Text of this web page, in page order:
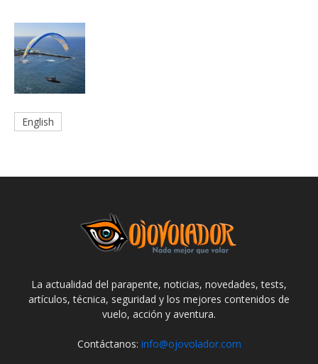
English
La actualidad del parapente, noticias, novedades, tests,
artículos, técnica, seguridad y los mejores contenidos de
vuelo, acción y aventura.
Contáctanos: info@ojovolador.com